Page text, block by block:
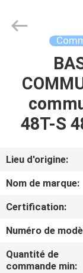
MAISON
VIDÉOS
À
PROPOS
DE
Equipment
48T-S
Lieu d'origine:
Nom de marque:
Certification:
Numéro de
Quantité de
commande min: